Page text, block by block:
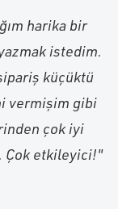
harika bir
istedim.
küçüktü
vermişim gibi
çok iyi
Çok etkileyici!"